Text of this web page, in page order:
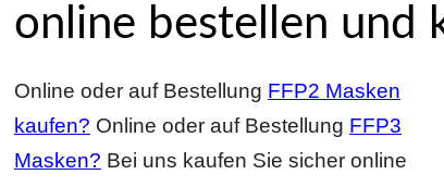
online bestellen und
Online oder auf Bestellung FFP2 Masken
kaufen? Online oder auf Bestellung FFP3
Masken? Bei uns kaufen Sie sicher online